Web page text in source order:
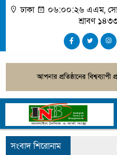
ঢাকা ০৬:০০:২৭ এএম,
শ্রাবণ ১৪৩৩
সংবাদ শিরোনাম